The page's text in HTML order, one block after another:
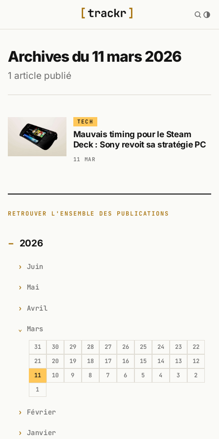
Archives du 11 mars 2026
1 article publié
TECH
Mauvais timing pour le Steam
Deck : Sony revoit sa stratégie PC
11 MAR
RETROUVER L'ENSEMBLE DES PUBLICATIONS
2026
Juin
Mai
Avril
Mars
31 30 29 28 27 26 25 24 23
22
21
20 19 18 17 16 15 14 13
12
11
10 9 8 7 6 5 4 3
2
1
Février
Janvier